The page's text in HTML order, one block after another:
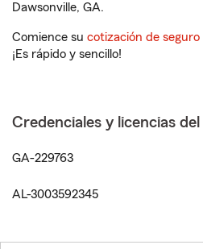
Dawsonville, GA.
Comience su cotización de
¡Es rápido y sencillo!
Credenciales y licencias
GA-229763
AL-3003592345